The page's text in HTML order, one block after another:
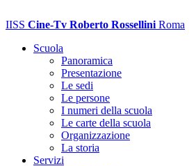
IISS Cine-Tv Roberto Rossellini Roma
Scuola
Panoramica
Presentazione
Le sedi
Le persone
I numeri della scuola
Le carte della scuola
Organizzazione
La storia
Servizi